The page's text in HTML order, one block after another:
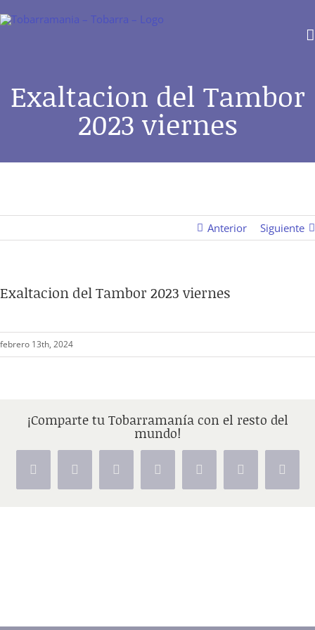
Exaltacion del Tambor
2023 viernes
Anterior Siguiente
Exaltacion del Tambor 2023 viernes
febrero 13th, 2024
¡Comparte tu Tobarramanía con el resto del
mundo!
Facebook
X Reddit LinkedInTumblr PinterestVk